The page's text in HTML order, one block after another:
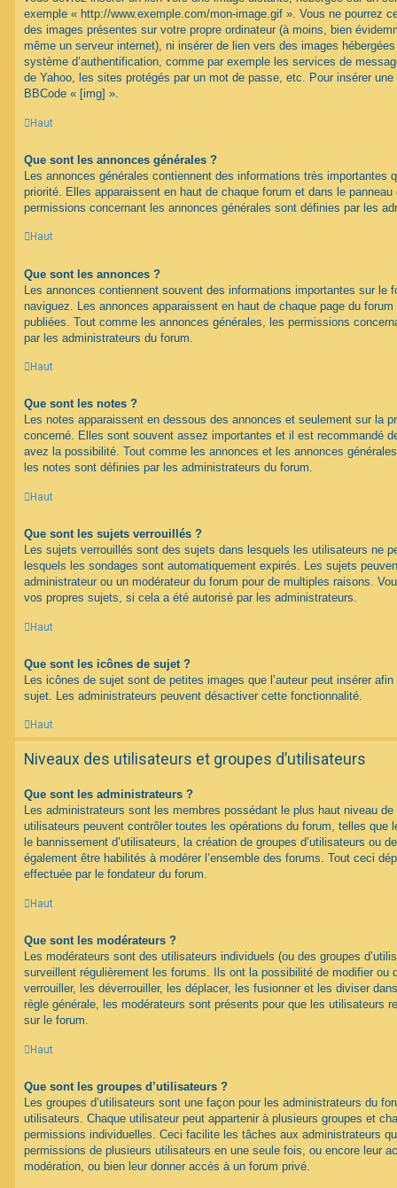
exemple « http://www.exemple.com/mon-image.gif ». Vous ne pourrez
des images présentes sur votre propre ordinateur (à moins, bien
même un serveur internet), ni insérer de lien vers des images
système d’authentification, comme par exemple les services de
de Yahoo, les sites protégés par un mot de passe, etc. Pour insérer
BBCode « [img] ».
Haut
Que sont les annonces générales ?
Les annonces générales contiennent des informations très importantes
priorité. Elles apparaissent en haut de chaque forum et dans le panneau
permissions concernant les annonces générales sont définies par les
Haut
Que sont les annonces ?
Les annonces contiennent souvent des informations importantes sur le
naviguez. Les annonces apparaissent en haut de chaque page du
publiées. Tout comme les annonces générales, les permissions
par les administrateurs du forum.
Haut
Que sont les notes ?
Les notes apparaissent en dessous des annonces et seulement sur la
concerné. Elles sont souvent assez importantes et il est recommandé
avez la possibilité. Tout comme les annonces et les annonces
les notes sont définies par les administrateurs du forum.
Haut
Que sont les sujets verrouillés ?
Les sujets verrouillés sont des sujets dans lesquels les utilisateurs ne
lesquels les sondages sont automatiquement expirés. Les sujets
administrateur ou un modérateur du forum pour de multiples raisons.
vos propres sujets, si cela a été autorisé par les administrateurs.
Haut
Que sont les icônes de sujet ?
Les icônes de sujet sont de petites images que l’auteur peut insérer
sujet. Les administrateurs peuvent désactiver cette fonctionnalité.
Haut
Niveaux des utilisateurs et groupes d’utilisateurs
Que sont les administrateurs ?
Les administrateurs sont les membres possédant le plus haut niveau
utilisateurs peuvent contrôler toutes les opérations du forum, telles que
le bannissement d’utilisateurs, la création de groupes d’utilisateurs ou
également être habilités à modérer l’ensemble des forums. Tout ceci
effectuée par le fondateur du forum.
Haut
Que sont les modérateurs ?
Les modérateurs sont des utilisateurs individuels (ou des groupes
surveillent régulièrement les forums. Ils ont la possibilité de modifier ou
verrouiller, les déverrouiller, les déplacer, les fusionner et les diviser
règle générale, les modérateurs sont présents pour que les utilisateurs
sur le forum.
Haut
Que sont les groupes d’utilisateurs ?
Les groupes d’utilisateurs sont une façon pour les administrateurs du
utilisateurs. Chaque utilisateur peut appartenir à plusieurs groupes et
permissions individuelles. Ceci facilite les tâches aux administrateurs
permissions de plusieurs utilisateurs en une seule fois, ou encore leur
modération, ou bien leur donner accès à un forum privé.